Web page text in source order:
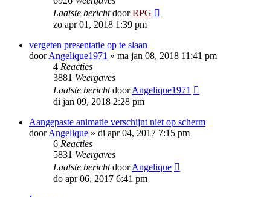
Laatste berichtdoorRPG
zo apr 01, 2018 1:39 pm
vergeten presentatie op te slaan
doorAngelique1971 » ma jan 08, 2018 11:41 pm
4 Reacties
3881 Weergaves
Laatste berichtdoorAngelique1971
di jan 09, 2018 2:28 pm
Aangepaste animatie verschijnt niet op scherm
doorAngelique » di apr 04, 2017 7:15 pm
6 Reacties
5831 Weergaves
Laatste berichtdoorAngelique
do apr 06, 2017 6:41 pm